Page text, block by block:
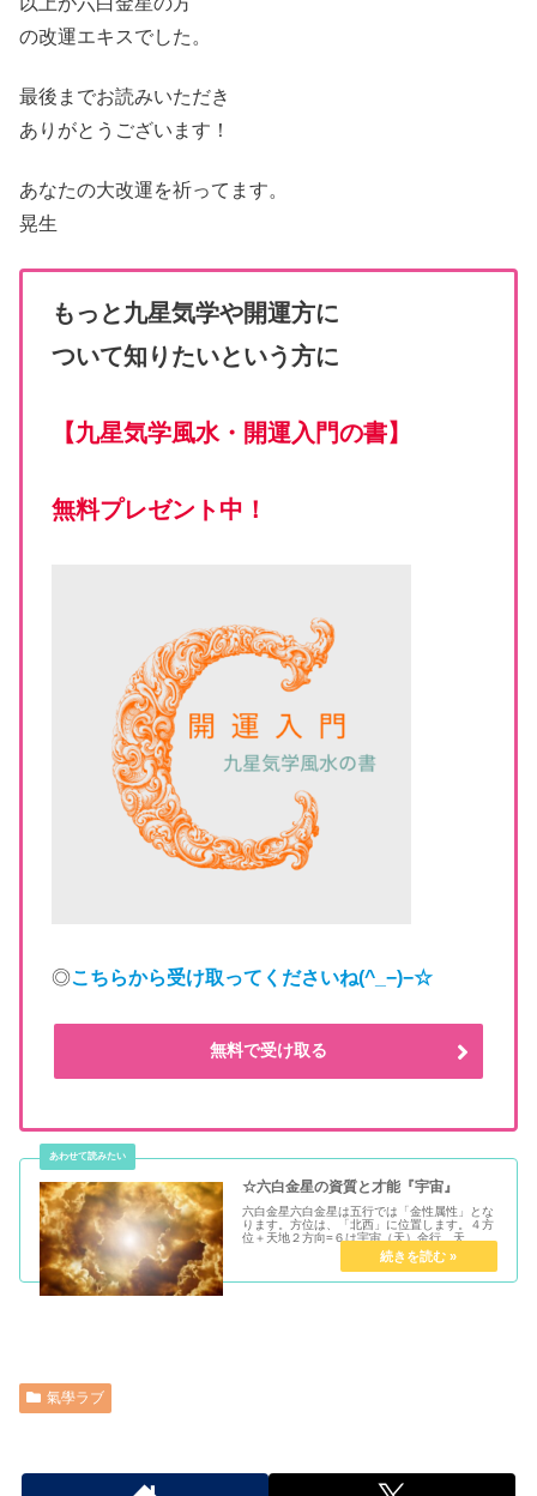
の改運エキスでした。
最後までお読みいただき
ありがとうございます！
あなたの大改運を祈ってます。
晃生
もっと九星気学や開運方に
ついて知りたいという方に
【九星気学風水・開運入門の書】
無料プレゼント中！
◎こちらから受け取ってくださいね(^_−)−☆
無料で受け取る
☆六白金星の資質と才能『宇宙』
六白金星六白金星は五行では「金性属性」とな
ります。方位は、「北西」に位置します。４方
位＋天地２方向=６は宇宙（天）金行、天、
父、晩秋、経営者、剛健、上に立つ人、支配
者、表舞台・立派 、指図されることを嫌う、責
氣學ラブ